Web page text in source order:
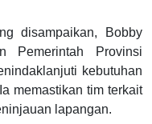
disampaikan, Bobby
Pemerintah Provinsi
kebutuhan
memastikan tim terkait
lapangan.